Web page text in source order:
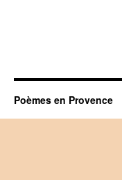
Poèmes en Provence